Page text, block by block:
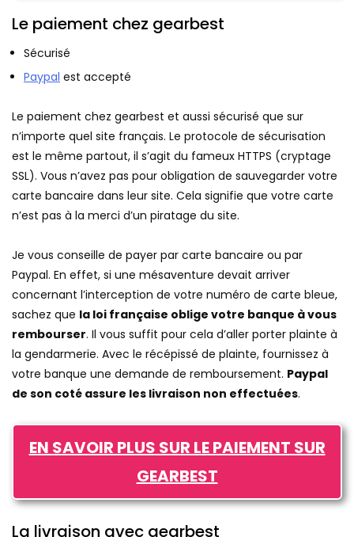
Le paiement chez gearbest
Sécurisé
Paypal est accepté
Le paiement chez gearbest et aussi sécurisé que sur
n’importe quel site français. Le protocole de sécurisation
est le même partout, il s’agit du fameux HTTPS (cryptage
SSL). Vous n’avez pas pour obligation de sauvegarder votre
carte bancaire dans leur site. Cela signifie que votre carte
n’est pas à la merci d’un piratage du site.
Je vous conseille de payer par carte bancaire ou par
Paypal. En effet, si une mésaventure devait arriver
concernant l’interception de votre numéro de carte bleue,
sachez que la loi française oblige votre banque à vous
rembourser. Il vous suffit pour cela d’aller porter plainte à
la gendarmerie. Avec le récépissé de plainte, fournissez à
votre banque une demande de remboursement. Paypal
de son coté assure les livraison non effectuées.
EN SAVOIR PLUS SUR LE PAIEMENT SUR
GEARBEST
La livraison avec gearbest